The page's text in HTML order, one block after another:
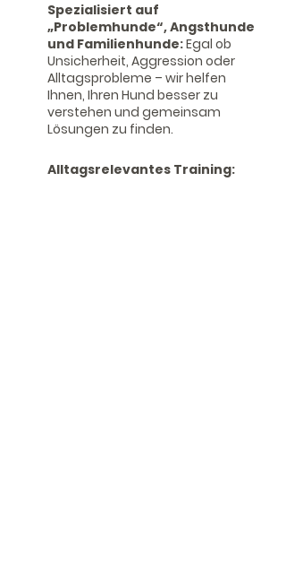
Spezialisiert auf
„Problemhunde“, Angsthunde
und Familienhunde:Egal ob
Unsicherheit, Aggression oder
Alltagsprobleme – wir helfen
Ihnen, Ihren Hund besser zu
verstehen und gemeinsam
Lösungen zu finden.
Alltagsrelevantes Training: